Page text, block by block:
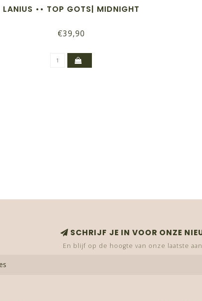
LANIUS •• TOP GOTS| MIDNIGHT
€39,90
SCHRIJF JE IN VOOR ONZE
En blijf op de hoogte van onze laatste